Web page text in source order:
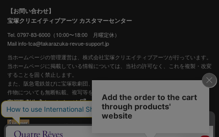
【お問い合わせ】
宝塚クリエイティブアーツ カスタマーセンター
Tel. 0797-83-6000（10:00〜18:00 月曜定休）
Mail info-tca@takarazuka-revue-support.jp
当ホームページの管理運営は、株式会社宝塚クリエイティブアーツが行っています。
当ホームページに掲載している情報については、当社の許可なく、これを複製・改変
することを固く禁止します。
また、阪急電鉄並びに宝塚歌劇団、宝塚クリエイティブアーツの出版物ほか写真等著
作物についても無断転載、複写等を禁じます。
宝塚歌劇公式ホームページ
JASRAC許諾番号：S0507081515
JASRAC許諾番号：9009941002Y45040